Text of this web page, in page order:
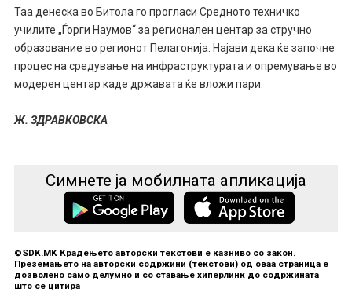
Таа денеска во Битола го прогласи Средното техничко
училите „Ѓорги Наумов“ за регионален центар за стручно
образование во регионот Пелагонија. Најави дека ќе започне
процес на средување на инфраструктурата и опремување во
модерен центар каде државата ќе вложи пари.
Ж. ЗДРАВКОВСКА
Симнете ја мобилната апликација
©SDK.MK Крадењето авторски текстови е казниво со закон.
Преземањето на авторски содржини (текстови) од оваа страница е
дозволено само делумно и со ставање хиперлинк до содржината
што се цитира